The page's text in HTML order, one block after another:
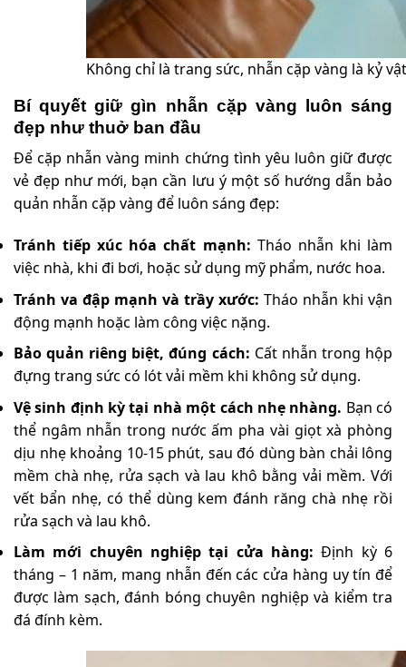
Không chỉ là trang sức, nhẫn cặp vàng là kỷ
Bí quyết giữ gìn nhẫn cặp vàng luôn sáng
đẹp như thuở ban đầu
Để cặp nhẫn vàng minh chứng tình yêu luôn giữ được
vẻ đẹp như mới, bạn cần lưu ý một số hướng dẫn bảo
quản nhẫn cặp vàng để luôn sáng đẹp:
Tránh tiếp xúc hóa chất mạnh: Tháo nhẫn khi làm
việc nhà, khi đi bơi, hoặc sử dụng mỹ phẩm, nước hoa.
Tránh va đập mạnh và trầy xước: Tháo nhẫn khi vận
động mạnh hoặc làm công việc nặng.
Bảo quản riêng biệt, đúng cách: Cất nhẫn trong hộp
đựng trang sức có lót vải mềm khi không sử dụng.
Vệ sinh định kỳ tại nhà một cách nhẹ nhàng. Bạn có
thể ngâm nhẫn trong nước ấm pha vài giọt xà phòng
dịu nhẹ khoảng 10-15 phút, sau đó dùng bàn chải lông
mềm chà nhẹ, rửa sạch và lau khô bằng vải mềm. Với
vết bẩn nhẹ, có thể dùng kem đánh răng chà nhẹ rồi
rửa sạch và lau khô.
Làm mới chuyên nghiệp tại cửa hàng: Định kỳ 6
tháng – 1 năm, mang nhẫn đến các cửa hàng uy tín để
được làm sạch, đánh bóng chuyên nghiệp và kiểm tra
đá đính kèm.